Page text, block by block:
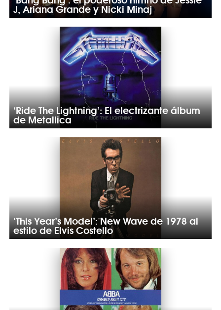
J, Ariana Grande y Nicki Minaj
‘Ride The Lightning’: El electrizante álbum
de Metallica
‘This Year’s Model’: New Wave de 1978 al
estilo de Elvis Costello